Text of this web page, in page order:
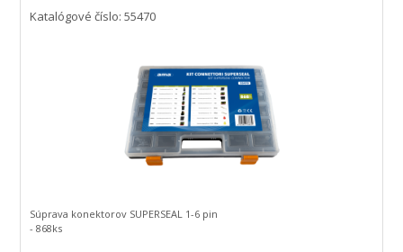
Katalógové číslo: 55470
Súprava konektorov SUPERSEAL 1-6 pin
- 868ks